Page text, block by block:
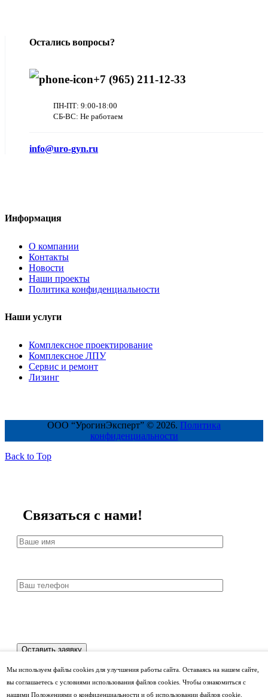
Мы используем файлы cookies для улучшения работы сайта. Оставаясь на нашем сайте,
вы соглашаетесь с условиями использования файлов cookies. Чтобы ознакомиться с
нашими Положениями о конфиденциальности и об использовании файлов cookie,
Остались вопросы?
+7 (965) 211-12-33
ПН-ПТ: 9:00-18:00
СБ-ВС: Не работаем
info@uro-gyn.ru
Информация
О компании
Контакты
Новости
Наши проекты
Политика конфиденциальности
Наши услуги
Комплексное проектирование
Комплексное ЛПУ
Сервис и ремонт
Лизинг
ООО “УрогинЭксперт” © 2026. Политика
конфиденциальности
Back to Top
Связаться с нами!